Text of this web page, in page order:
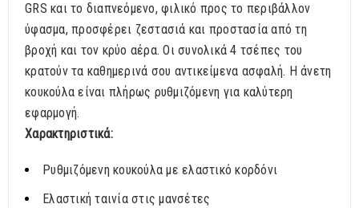
GRS και το διαπνεόμενο, φιλικό προς το περιβάλλον
ύφασμα, προσφέρει ζεστασιά και προστασία από τη
βροχή και τον κρύο αέρα. Οι συνολικά 4 τσέπες του
κρατούν τα καθημερινά σου αντικείμενα ασφαλή. Η άνετη
κουκούλα είναι πλήρως ρυθμιζόμενη για καλύτερη
εφαρμογή.
Χαρακτηριστικά:
Ρυθμιζόμενη κουκούλα με ελαστικό κορδόνι
Ελαστική ταινία στις μανσέτες